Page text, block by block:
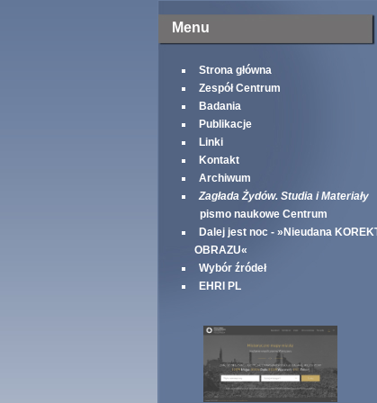
Menu
Strona główna
Zespół Centrum
Badania
Publikacje
Linki
Kontakt
Archiwum
Zagłada Żydów. Studia i Materiały
pismo naukowe Centrum
Dalej jest noc - »Nieudana
OBRAZU«
Wybór źródeł
EHRI PL